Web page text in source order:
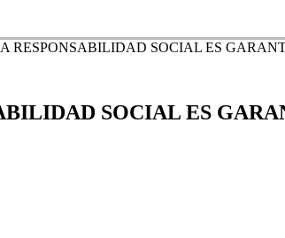
RESPONSABILIDAD SOCIAL ES
SOCIAL ES